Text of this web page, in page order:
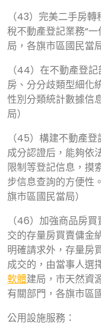
（43）完美二手房
稅不動產登記業務“
局，各旗市區國民當局
（44）在不動產登
房、分分歧類型細化
性別分類統計數據信
局）
（45）構建不動產
成分認證后，能夠依
限制等登記信息，摸
步信息查詢的方便性
旗市區國民當局）
（46）加強商品房
交的存量房買賣傭金
明確請求外，存量房
成交的，由當事人選
軟體建局，市天然資
有關部門，各旗市區
公用設施服務：